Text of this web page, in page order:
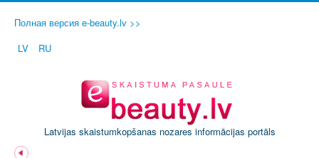
Полная версия e-beauty.lv >>
LV
RU
Latvijas skaistumkopšanas nozares informācijas portāls